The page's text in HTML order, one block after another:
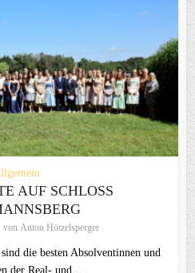
AUF SCHLOSS
von Anton Hötzelsperger
die besten Absolventinnen und
der Real- und...